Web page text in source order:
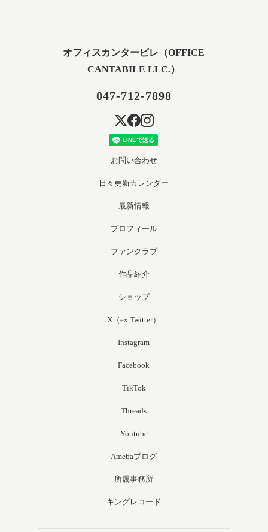
オフィスカンタービレ（OFFICE
CANTABILE LLC.）
047-712-7898
お問い合わせ
日々更新カレンダー
最新情報
プロフィール
ファンクラブ
作品紹介
ショップ
X（ex.Twitter）
Instagram
Facebook
TikTok
Threads
Youtube
Amebaブログ
所属事務所
キングレコード